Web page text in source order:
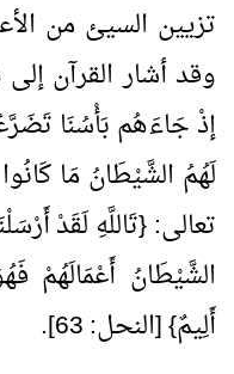
تزيين السيئ من
وقد أشار القرآن
إذْ جَاءَهُم بَأْسُنَا
لَهُمُ الشَّيْطَانُ مَا
تعالى: {تَاللَّهِ لَقَدْ
الشَّيْطَانُ أَعْمَالَهُمْ
أَلِيمٌ} [النحل:63
].